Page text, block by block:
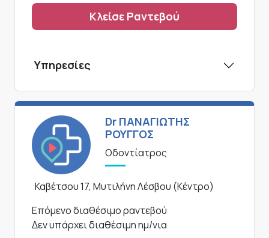
Κλείσε Ραντεβού
Υπηρεσίες
Dr ΠΑΝΑΓΙΩΤΗΣ
ΡΟΥΓΓΟΣ
Οδοντίατρος
Καβέτσου 17, Μυτιλήνη Λέσβου (Κέντρο)
Επόμενο διαθέσιμο ραντεβού
Δεν υπάρχει διαθέσιμη ημ/νια